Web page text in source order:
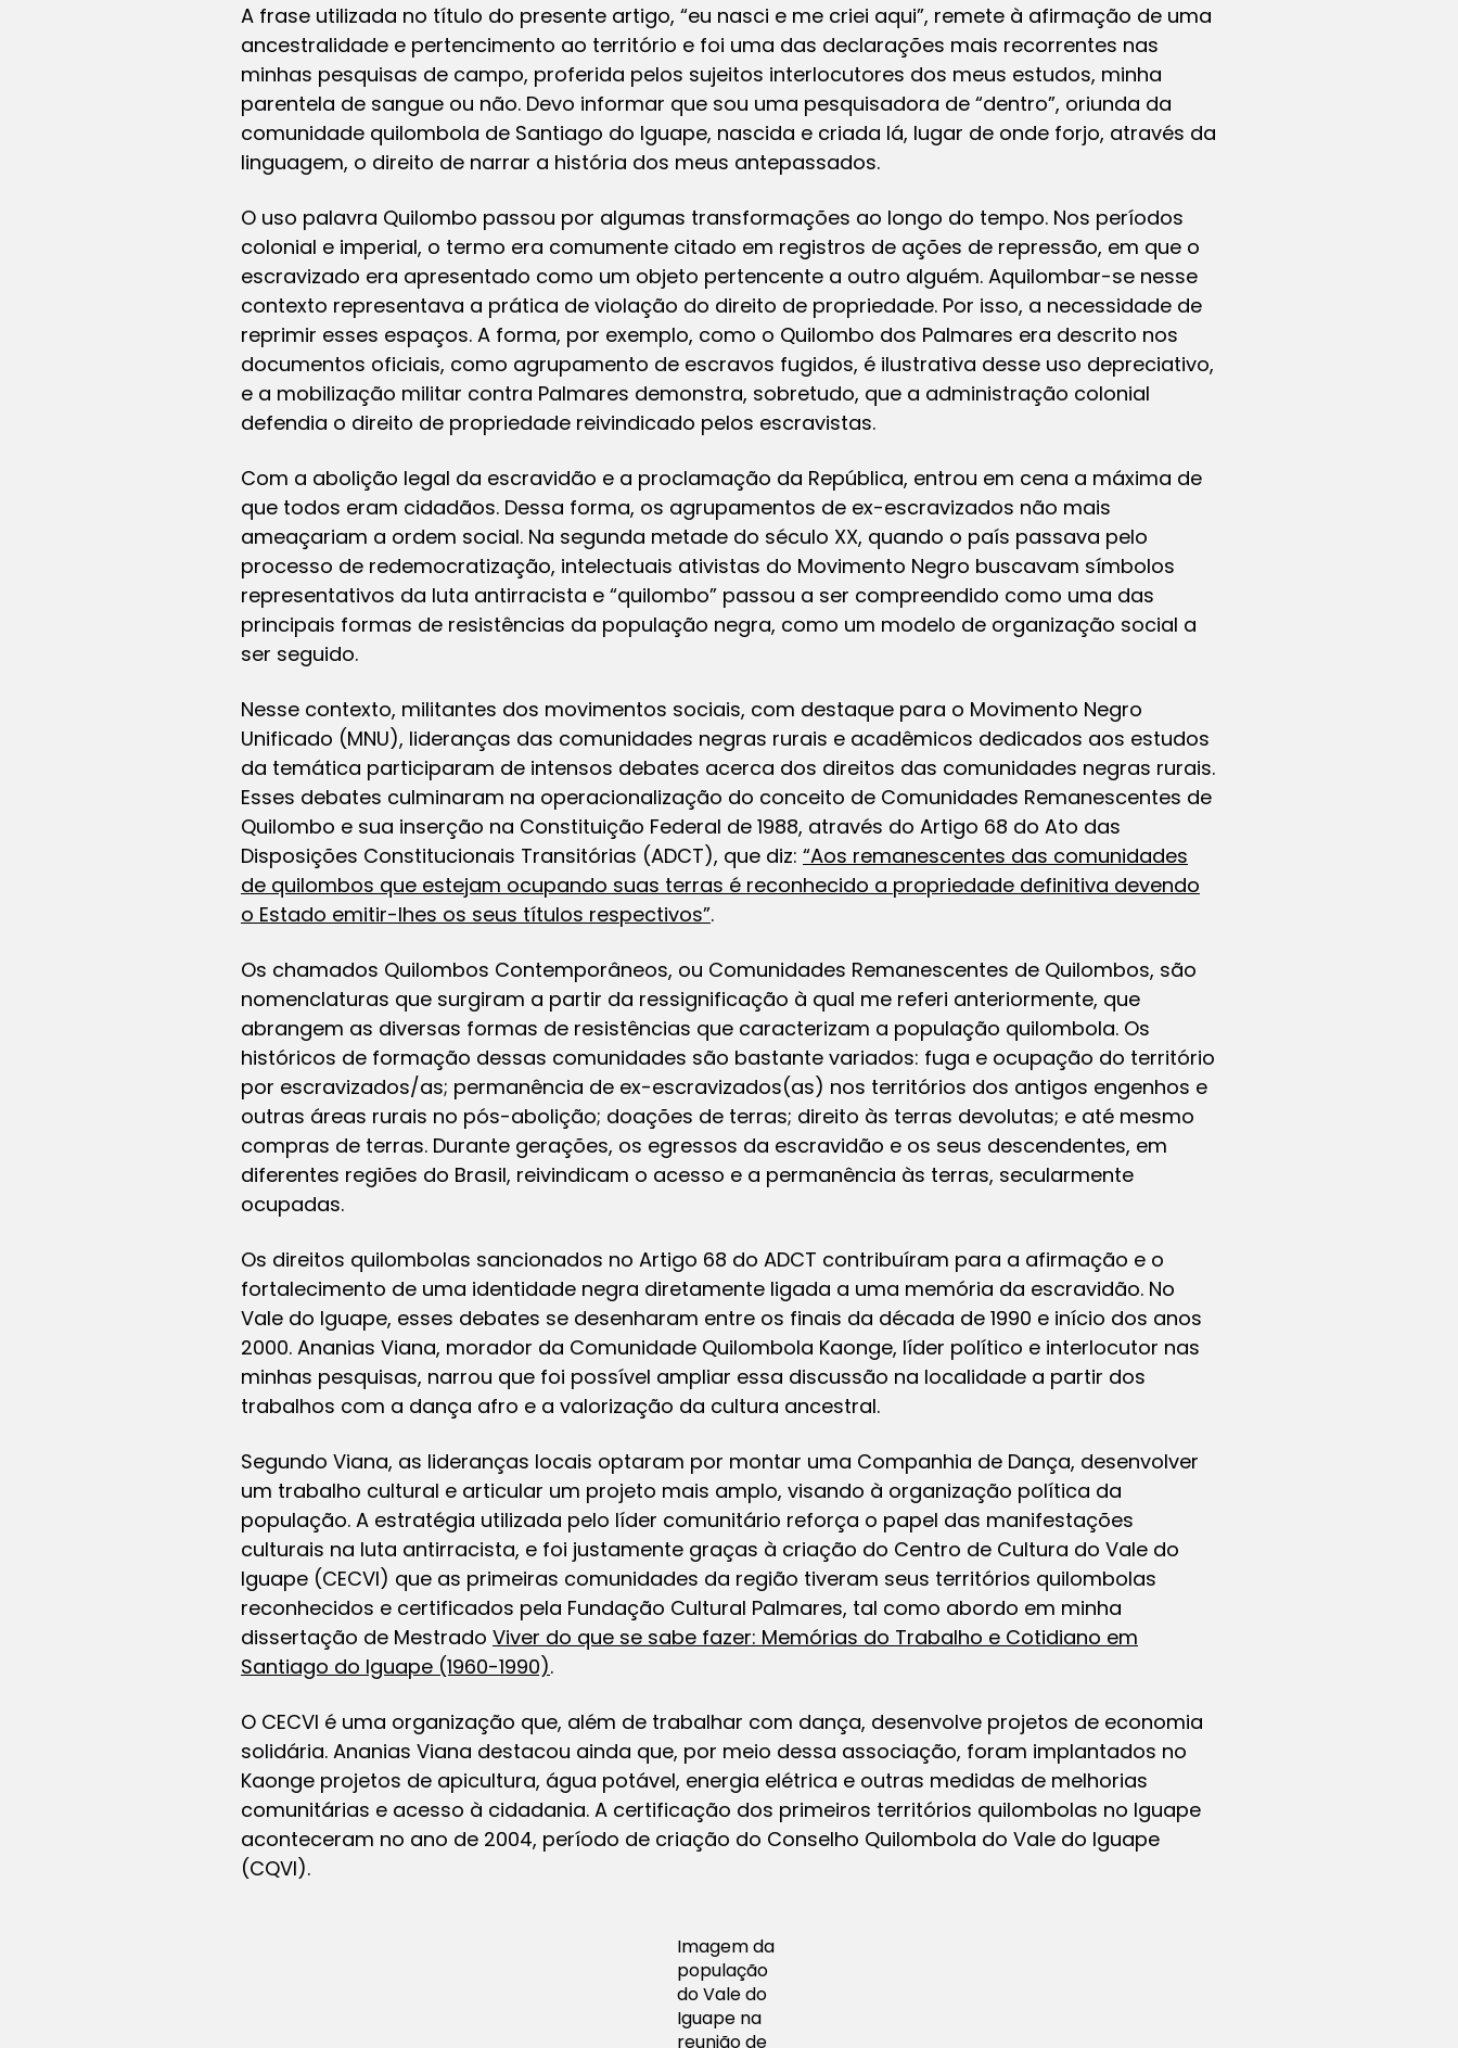
A frase utilizada no título do presente artigo, “eu nasci e me criei aqui”, remete à afirmação de uma
ancestralidade e pertencimento ao território e foi uma das declarações mais recorrentes nas
minhas pesquisas de campo, proferida pelos sujeitos interlocutores dos meus estudos, minha
parentela de sangue ou não. Devo informar que sou uma pesquisadora de “dentro”, oriunda da
comunidade quilombola de Santiago do Iguape, nascida e criada lá, lugar de onde forjo, através da
linguagem, o direito de narrar a história dos meus antepassados.
O uso palavra Quilombo passou por algumas transformações ao longo do tempo. Nos períodos
colonial e imperial, o termo era comumente citado em registros de ações de repressão, em que o
escravizado era apresentado como um objeto pertencente a outro alguém. Aquilombar-se nesse
contexto representava a prática de violação do direito de propriedade. Por isso, a necessidade de
reprimir esses espaços. A forma, por exemplo, como o Quilombo dos Palmares era descrito nos
documentos oficiais, como agrupamento de escravos fugidos, é ilustrativa desse uso depreciativo,
e a mobilização militar contra Palmares demonstra, sobretudo, que a administração colonial
defendia o direito de propriedade reivindicado pelos escravistas.
Com a abolição legal da escravidão e a proclamação da República, entrou em cena a máxima de
que todos eram cidadãos. Dessa forma, os agrupamentos de ex-escravizados não mais
ameaçariam a ordem social. Na segunda metade do século XX, quando o país passava pelo
processo de redemocratização, intelectuais ativistas do Movimento Negro buscavam símbolos
representativos da luta antirracista e “quilombo” passou a ser compreendido como uma das
principais formas de resistências da população negra, como um modelo de organização social a
ser seguido.
Nesse contexto, militantes dos movimentos sociais, com destaque para o Movimento Negro
Unificado (MNU), lideranças das comunidades negras rurais e acadêmicos dedicados aos estudos
da temática participaram de intensos debates acerca dos direitos das comunidades negras rurais.
Esses debates culminaram na operacionalização do conceito de Comunidades Remanescentes de
Quilombo e sua inserção na Constituição Federal de 1988, através do Artigo 68 do Ato das
Disposições Constitucionais Transitórias (ADCT), que diz: “Aos remanescentes das comunidades
de quilombos que estejam ocupando suas terras é reconhecido a propriedade definitiva devendo
o Estado emitir-lhes os seus títulos respectivos”.
Os chamados Quilombos Contemporâneos, ou Comunidades Remanescentes de Quilombos, são
nomenclaturas que surgiram a partir da ressignificação à qual me referi anteriormente, que
abrangem as diversas formas de resistências que caracterizam a população quilombola. Os
históricos de formação dessas comunidades são bastante variados: fuga e ocupação do território
por escravizados/as; permanência de ex-escravizados(as) nos territórios dos antigos engenhos e
outras áreas rurais no pós-abolição; doações de terras; direito às terras devolutas; e até mesmo
compras de terras. Durante gerações, os egressos da escravidão e os seus descendentes, em
diferentes regiões do Brasil, reivindicam o acesso e a permanência às terras, secularmente
ocupadas.
Os direitos quilombolas sancionados no Artigo 68 do ADCT contribuíram para a afirmação e o
fortalecimento de uma identidade negra diretamente ligada a uma memória da escravidão. No
Vale do Iguape, esses debates se desenharam entre os finais da década de 1990 e início dos anos
2000. Ananias Viana, morador da Comunidade Quilombola Kaonge, líder político e interlocutor nas
minhas pesquisas, narrou que foi possível ampliar essa discussão na localidade a partir dos
trabalhos com a dança afro e a valorização da cultura ancestral.
Segundo Viana, as lideranças locais optaram por montar uma Companhia de Dança, desenvolver
um trabalho cultural e articular um projeto mais amplo, visando à organização política da
população. A estratégia utilizada pelo líder comunitário reforça o papel das manifestações
culturais na luta antirracista, e foi justamente graças à criação do Centro de Cultura do Vale do
Iguape (CECVI) que as primeiras comunidades da região tiveram seus territórios quilombolas
reconhecidos e certificados pela Fundação Cultural Palmares, tal como abordo em minha
dissertação de Mestrado Viver do que se sabe fazer: Memórias do Trabalho e Cotidiano em
Santiago do Iguape (1960-1990).
O CECVI é uma organização que, além de trabalhar com dança, desenvolve projetos de economia
solidária. Ananias Viana destacou ainda que, por meio dessa associação, foram implantados no
Kaonge projetos de apicultura, água potável, energia elétrica e outras medidas de melhorias
comunitárias e acesso à cidadania. A certificação dos primeiros territórios quilombolas no Iguape
aconteceram no ano de 2004, período de criação do Conselho Quilombola do Vale do Iguape
(CQVI).
Imagem da
população
do Vale do
Iguape na
reunião de